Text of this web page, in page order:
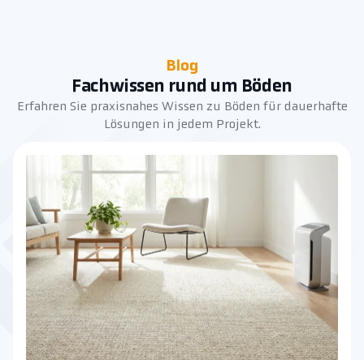
Blog
Fachwissen rund um Böden
Erfahren Sie praxisnahes Wissen zu Böden für dauerhafte
Lösungen in jedem Projekt.